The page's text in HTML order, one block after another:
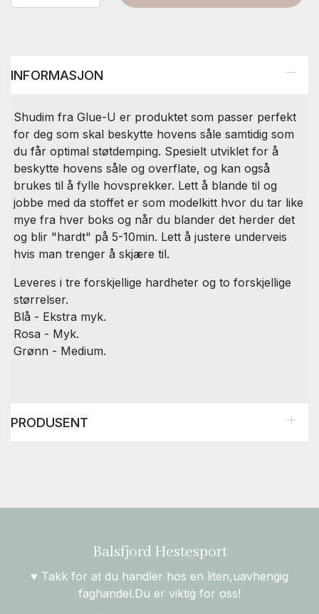
INFORMASJON
Shudim fra Glue-U er produktet som passer perfekt
for deg som skal beskytte hovens såle samtidig som
du får optimal støtdemping. Spesielt utviklet for å
beskytte hovens såle og overflate, og kan også
brukes til å fylle hovsprekker. Lett å blande til og
jobbe med da stoffet er som modelkitt hvor du tar like
mye fra hver boks og når du blander det herder det
og blir "hardt" på 5-10min. Lett å justere underveis
hvis man trenger å skjære til.
Leveres i tre forskjellige hardheter og to forskjellige
størrelser.
Blå - Ekstra myk.
Rosa - Myk.
Grønn - Medium.
PRODUSENT
Balsfjord Hestesport
♥ Takk for at du handler hos en liten,uavhengig
faghandel.Du er viktig for oss!